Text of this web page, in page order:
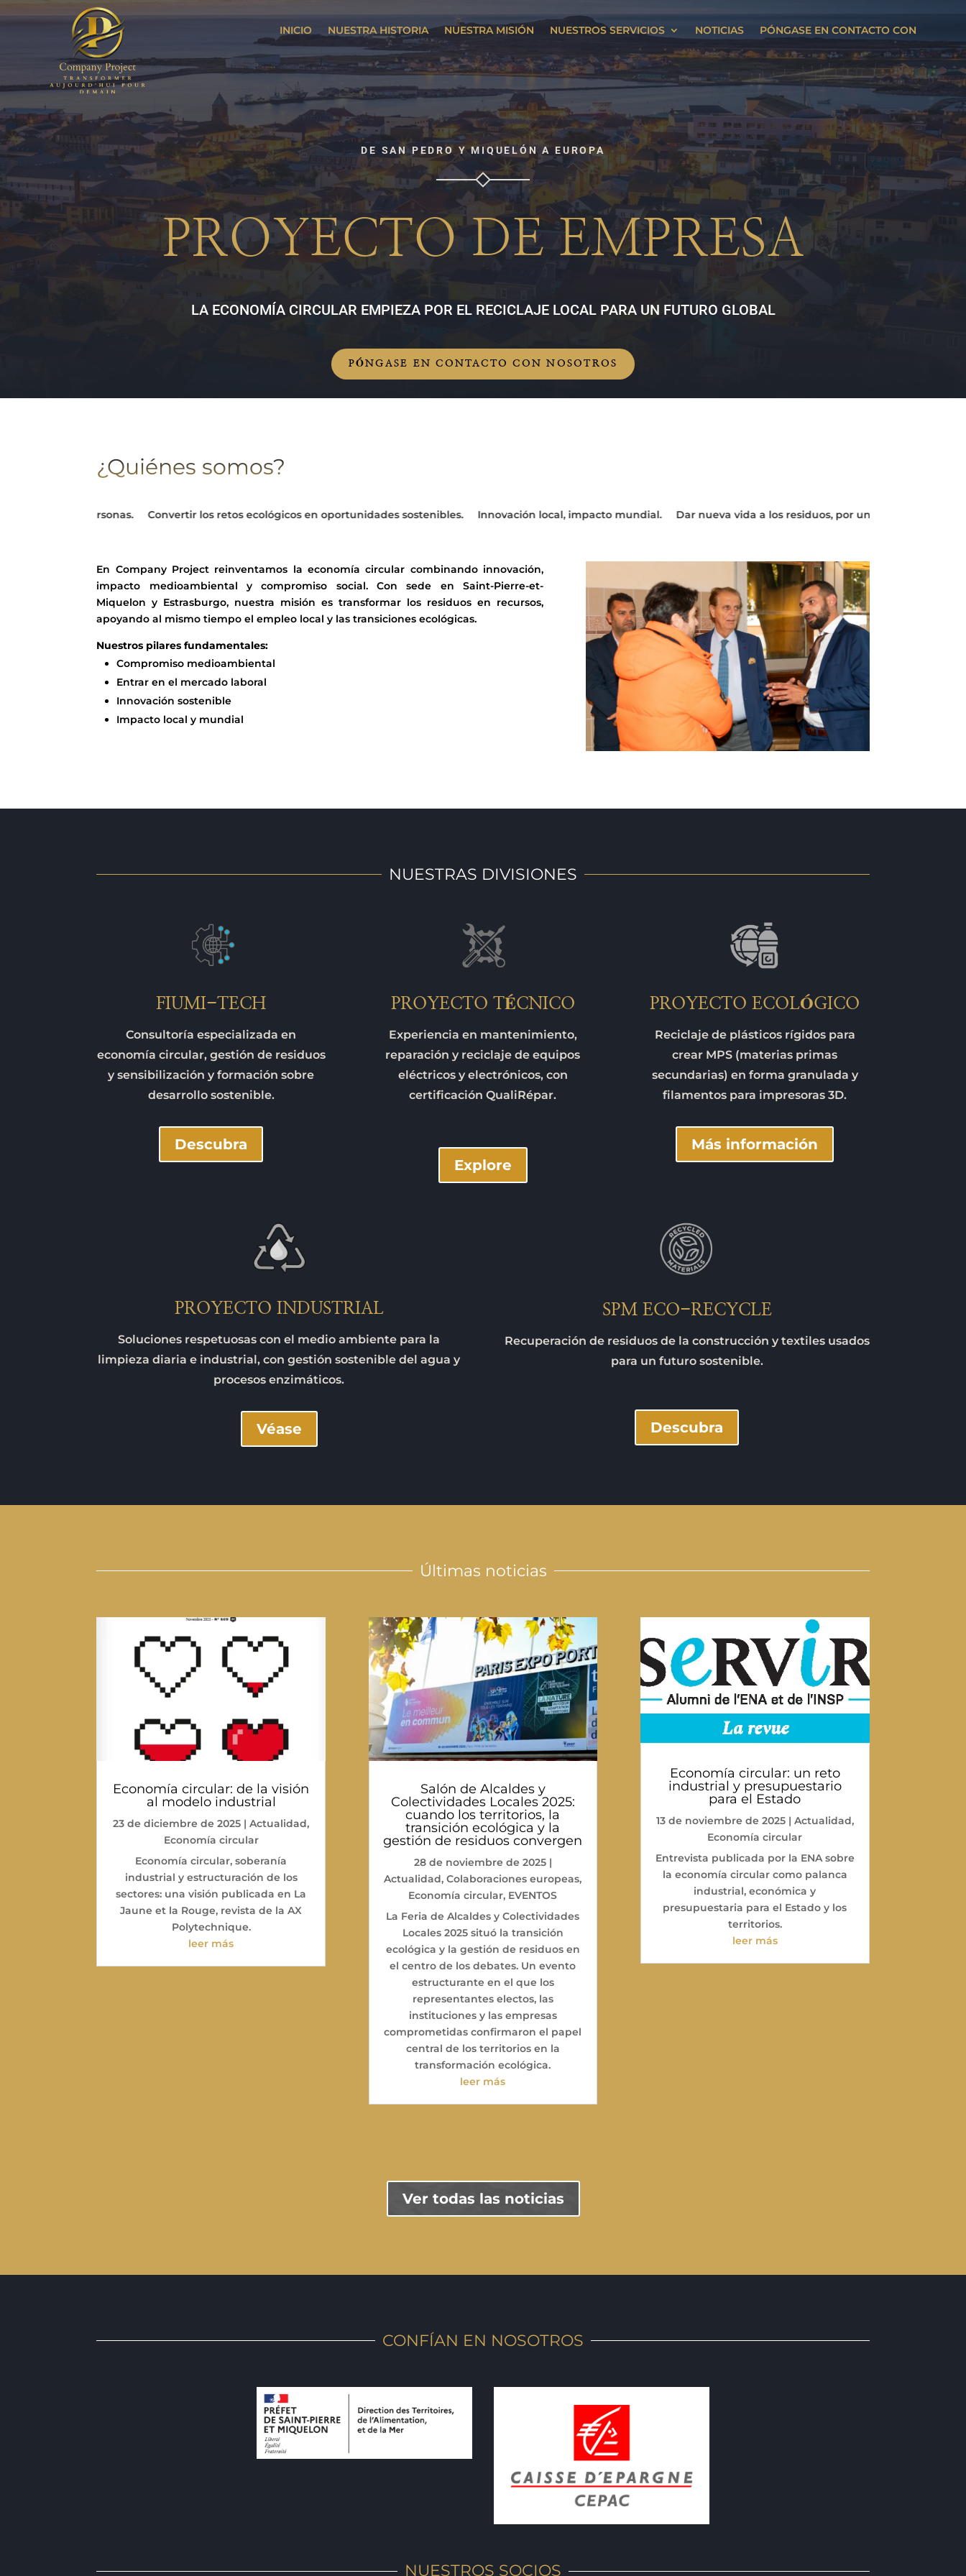
INICIO NUESTRA HISTORIA NUESTRA MISIÓN NUESTROS SERVICIOS NOTICIAS PÓNGASE EN CONTACTO CON
DE SAN PEDRO Y MIQUELÓN A EUROPA
PROYECTO DE EMPRESA
LA ECONOMÍA CIRCULAR EMPIEZA POR EL RECICLAJE LOCAL PARA UN FUTURO GLOBAL
PÓNGASE EN CONTACTO CON NOSOTROS
¿Quiénes somos?
Convertir los retos ecológicos en oportunidades sostenibles. Innovación local, impacto mundial. Dar nueva vida a los residuos, por un mundo más verde.
En Company Project reinventamos la economía circular combinando innovación,
impacto medioambiental y compromiso social. Con sede en Saint-Pierre-et-
Miquelon y Estrasburgo, nuestra misión es transformar los residuos en recursos,
apoyando al mismo tiempo el empleo local y las transiciones ecológicas.
Nuestros pilares fundamentales:
Compromiso medioambiental
Entrar en el mercado laboral
Innovación sostenible
Impacto local y mundial
NUESTRAS DIVISIONES
FIUMI-TECH
Consultoría especializada en
economía circular, gestión de residuos
y sensibilización y formación sobre
desarrollo sostenible.
Descubra
PROYECTO TÉCNICO
Experiencia en mantenimiento,
reparación y reciclaje de equipos
eléctricos y electrónicos, con
certificación QualiRépar.
Explore
PROYECTO ECOLÓGICO
Reciclaje de plásticos rígidos para
crear MPS (materias primas
secundarias) en forma granulada y
filamentos para impresoras 3D.
Más información
PROYECTO INDUSTRIAL
Soluciones respetuosas con el medio ambiente para la
limpieza diaria e industrial, con gestión sostenible del agua y
procesos enzimáticos.
Véase
SPM ECO-RECYCLE
Recuperación de residuos de la construcción y textiles usados
para un futuro sostenible.
Descubra
Últimas noticias
Economía circular: de la visión
al modelo industrial
23 de diciembre de 2025 |Actualidad,
Economía circular
Economía circular, soberanía
industrial y estructuración de los
sectores: una visión publicada en La
Jaune et la Rouge, revista de la AX
Polytechnique.
leer más
Salón de Alcaldes y
Colectividades Locales 2025:
cuando los territorios, la
transición ecológica y la
gestión de residuos convergen
28 de noviembre de 2025|
Actualidad,Colaboraciones europeas,
Economía circular, EVENTOS
La Feria de Alcaldes y Colectividades
Locales 2025 situó la transición
ecológica y la gestión de residuos en
el centro de los debates. Un evento
estructurante en el que los
representantes electos, las
instituciones y las empresas
comprometidas confirmaron el papel
central de los territorios en la
transformación ecológica.
leer más
Economía circular: un reto
industrial y presupuestario
para el Estado
13 de noviembre de 2025| Actualidad,
Economía circular
Entrevista publicada por la ENA sobre
la economía circular como palanca
industrial, económica y
presupuestaria para el Estado y los
territorios.
leer más
Ver todas las noticias
CONFÍAN EN NOSOTROS
NUESTROS SOCIOS